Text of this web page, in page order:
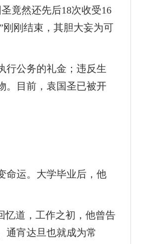
竟然还先后18次收受16
刚刚结束，其胆大妄为可
行公务的礼金；违反生
。目前，袁国圣已被开
命运。大学毕业后，他
忆道，工作之初，他曾告
通宵达旦也就成为常